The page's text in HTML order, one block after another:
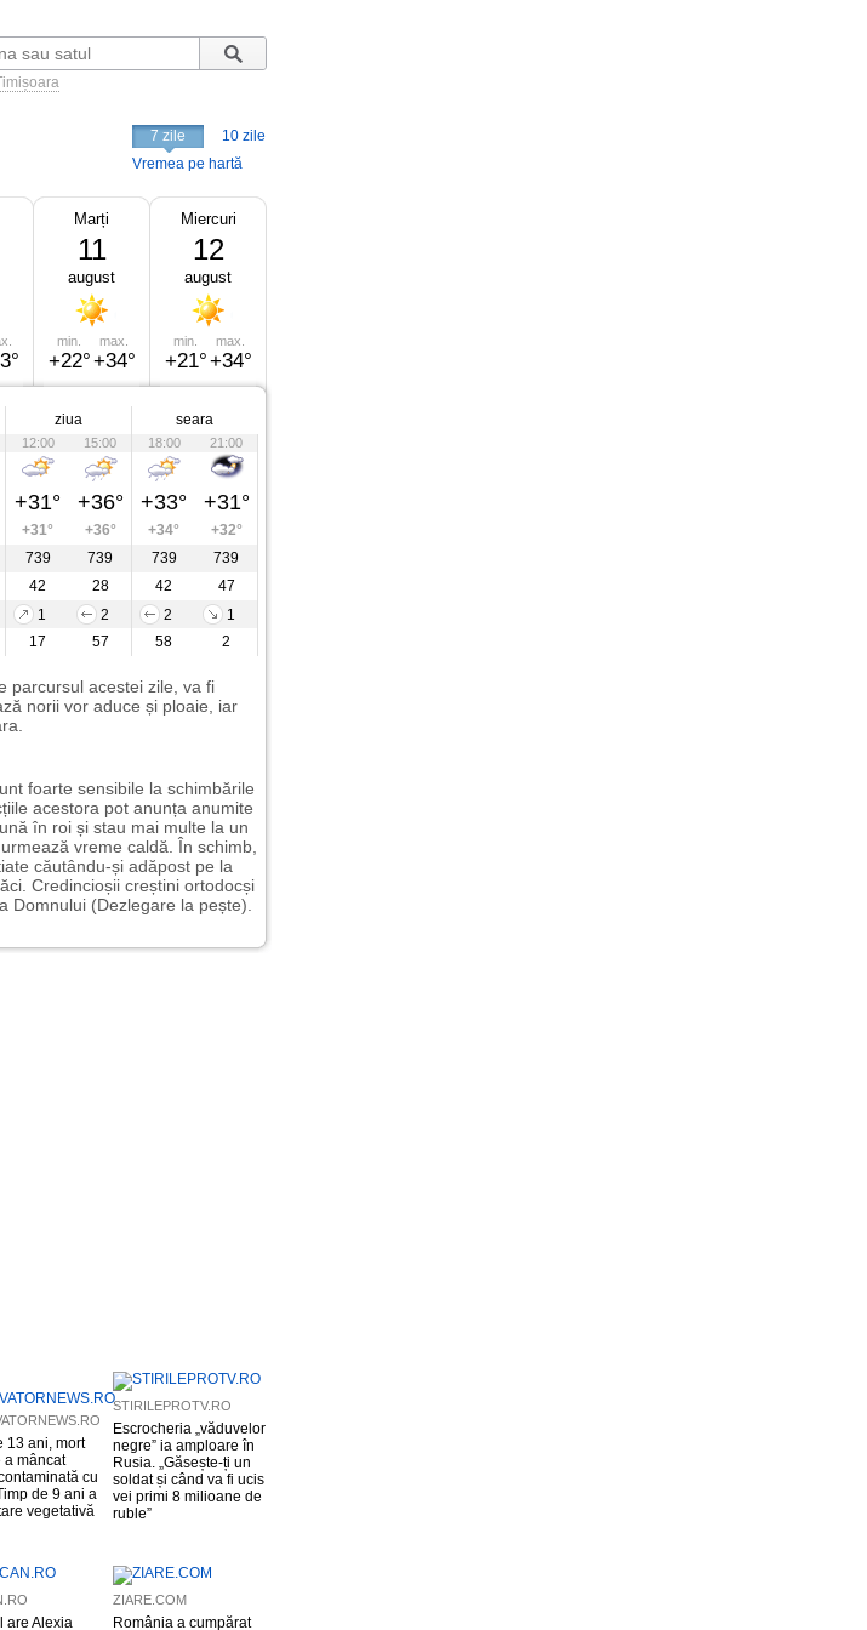
7 zile
10 zile
Vremea pe hartă
Marți
11
august
min.
+22°
max.
+34°
Miercuri
12
august
min.
+21°
max.
+34°
ziua seara
12:00 15:00 18:00 21:00
+31° +36° +33° +31°
+31° +36° +34°
+32°
739 739 739
739
42 28 42
47
1 2 2
1
17 57 58 2
parcursul acestei zile, va fi
norii vor aduce și ploaie, iar
foarte sensibile la schimbările
acestora pot anunța anumite
în roi și stau mai multe la un
vreme caldă. În schimb,
căutându-și adăpost pe la
Credincioșii creștini ortodocși
Domnului (Dezlegare la pește).
13 ani, mort
a mâncat
cu
de 9 ani a
vegetativă
STIRILEPROTV.RO
Escrocheria „văduvelor
negre” ia amploare în
Rusia. „Găsește-ți un
soldat și când va fi ucis
vei primi 8 milioane de
ruble”
are Alexia
ZIARE.COM
România a cumpărat